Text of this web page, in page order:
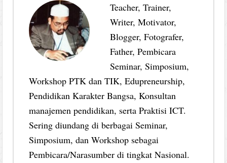
Teacher, Trainer,
Writer, Motivator,
Blogger, Fotografer,
Father, Pembicara
Seminar, Simposium,
Workshop PTK dan TIK, Edupreneurship,
Pendidikan Karakter Bangsa, Konsultan
manajemen pendidikan, serta Praktisi ICT.
Sering diundang di berbagai Seminar,
Simposium, dan Workshop sebagai
Pembicara/Narasumber di tingkat Nasional.